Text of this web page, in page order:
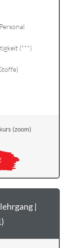
(***)
(zoom)
|